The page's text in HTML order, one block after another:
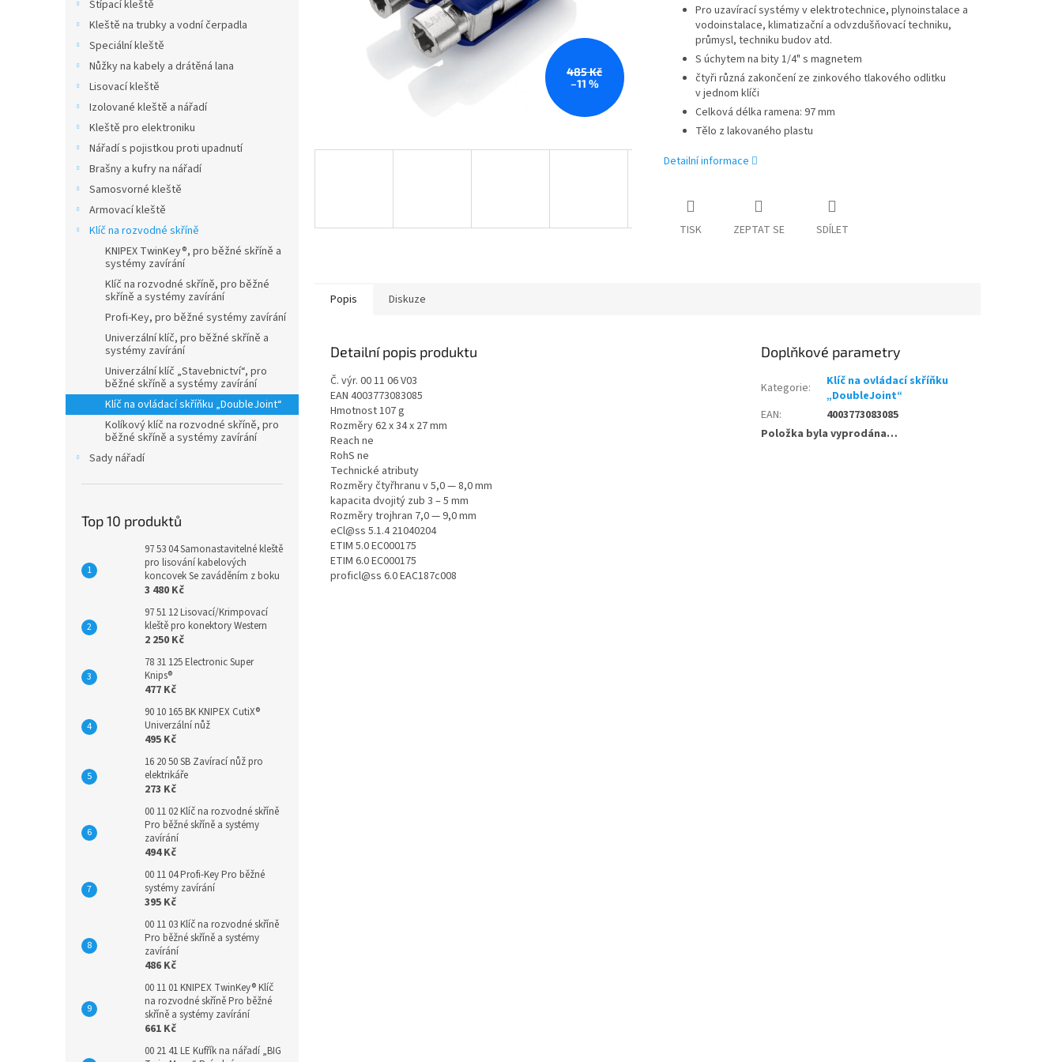
Štípací kleště
Kleště na trubky a vodní čerpadla
Speciální kleště
Nůžky na kabely a drátěná lana
Lisovací kleště
Izolované kleště a nářadí
Kleště pro elektroniku
Nářadí s pojistkou proti upadnutí
Brašny a kufry na nářadí
Samosvorné kleště
Armovací kleště
Klíč na rozvodné skříně
KNIPEX TwinKey®, pro běžné skříně a
systémy zavírání
Klíč na rozvodné skříně, pro běžné
skříně a systémy zavírání
Profi-Key, pro běžné systémy zavírání
Univerzální klíč, pro běžné skříně a
systémy zavírání
Univerzální klíč „Stavebnictví“, pro
běžné skříně a systémy zavírání
Klíč na ovládací skříňku „DoubleJoint“
Kolíkový klíč na rozvodné skříně, pro
běžné skříně a systémy zavírání
Sady nářadí
Top 10 produktů
97 53 04 Samonastavitelné kleště
pro lisování kabelových
koncovek Se zaváděním z boku
3 480 Kč
97 51 12 Lisovací/Krimpovací
kleště pro konektory Western
2 250 Kč
78 31 125 Electronic Super
Knips®
477 Kč
90 10 165 BK KNIPEX CutiX®
Univerzální nůž
495 Kč
16 20 50 SB Zavírací nůž pro
elektrikáře
273 Kč
00 11 02 Klíč na rozvodné skříně
Pro běžné skříně a systémy
zavírání
494 Kč
00 11 04 Profi-Key Pro běžné
systémy zavírání
395 Kč
00 11 03 Klíč na rozvodné skříně
Pro běžné skříně a systémy
zavírání
486 Kč
00 11 01 KNIPEX TwinKey® Klíč
na rozvodné skříně Pro běžné
skříně a systémy zavírání
661 Kč
00 21 41 LE Kufřík na nářadí „BIG
485 Kč
–11 %
Pro uzavírací systémy v elektrotechnice, plynoinstalace a
vodoinstalace, klimatizační a odvzdušňovací techniku,
průmysl, techniku budov atd.
S úchytem na bity 1/4" s magnetem
čtyři různá zakončení ze zinkového tlakového odlitku
v jednom klíči
Celková délka ramena: 97 mm
Tělo z lakovaného plastu
Detailní informace
TISK ZEPTAT SE SDÍLET
Popis Diskuze
Detailní popis produktu
Č. výr. 00 11 06 V03
EAN 4003773083085
Hmotnost 107 g
Rozměry 62 x 34 x 27 mm
Reach ne
RohS ne
Technické atributy
Rozměry čtyřhranu v 5,0 — 8,0 mm
kapacita dvojitý zub 3 – 5 mm
Rozměry trojhran 7,0 — 9,0 mm
eCl@ss 5.1.4 21040204
ETIM 5.0 EC000175
ETIM 6.0 EC000175
proficl@ss 6.0 EAC187c008
Doplňkové parametry
Kategorie:
Klíč na ovládací skříňku
„DoubleJoint“
EAN:
4003773083085
Položka byla vyprodána…